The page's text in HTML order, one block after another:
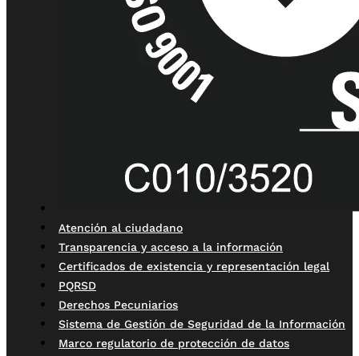
Atención al ciudadano
Transparencia y acceso a la información
Certificados de existencia y representación legal
PQRSD
Derechos Pecuniarios
Sistema de Gestión de Seguridad de la Información
Marco regulatorio de protección de datos